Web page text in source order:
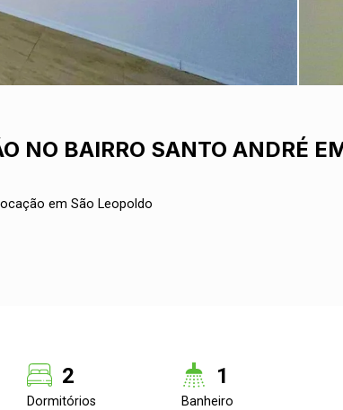
NO BAIRRO SANTO ANDRÉ
em São Leopoldo
2
Dormitórios
1
Banheiro